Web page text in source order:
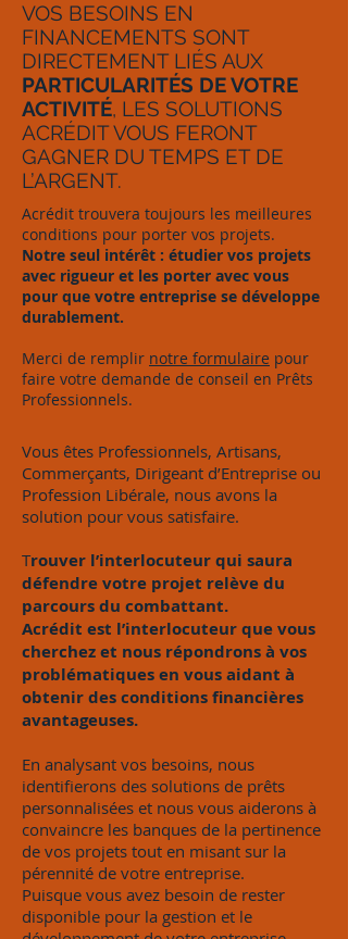
VOS BESOINS EN
FINANCEMENTS SONT
DIRECTEMENT LIÉS AUX
PARTICULARITÉS DE VOTRE
ACTIVITÉ, LES SOLUTIONS
ACRÉDIT VOUS FERONT
GAGNER DU TEMPS ET DE
L’ARGENT.
Acrédit trouvera toujours les meilleures
conditions pour porter vos projets.
Notre seul intérêt : étudier vos projets
avec rigueur et les porter avec vous
pour que votre entreprise se développe
durablement.
Merci de remplir notre formulaire pour
faire votre demande de conseil en Prêts
Professionnels.
Vous êtes Professionnels, Artisans,
Commerçants, Dirigeant d’Entreprise ou
Profession Libérale, nous avons la
solution pour vous satisfaire.
Trouver l’interlocuteur qui saura
défendre votre projet relève du
parcours du combattant.
Acrédit est l’interlocuteur que vous
cherchez et nous répondrons à vos
problématiques en vous aidant à
obtenir des conditions financières
avantageuses.
En analysant vos besoins, nous
identifierons des solutions de prêts
personnalisées et nous vous aiderons à
convaincre les banques de la pertinence
de vos projets tout en misant sur la
pérennité de votre entreprise.
Puisque vous avez besoin de rester
disponible pour la gestion et le